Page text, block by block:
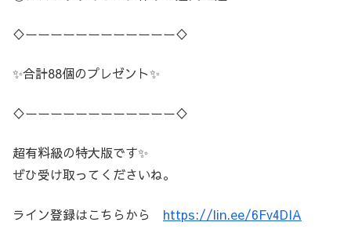
♢ーーーーーーーーーーーー♢
✨合計88個のプレゼント✨
♢ーーーーーーーーーーーー♢
超有料級の特大版です✨
ぜひ受け取ってくださいね。
ライン登録はこちらから https://lin.ee/6Fv4DIA